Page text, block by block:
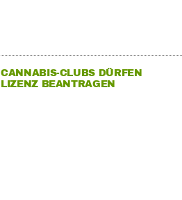
CANNABIS-CLUBS DÜRFEN
LIZENZ BEANTRAGEN